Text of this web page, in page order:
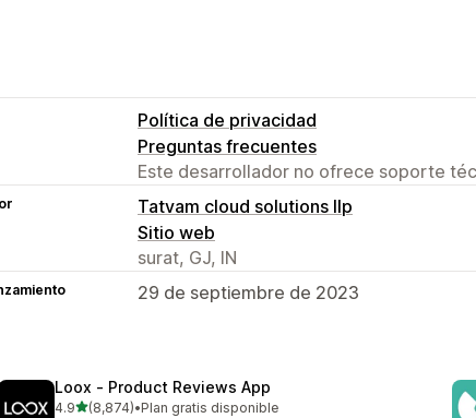
Política de privacidad
Preguntas frecuentes
Este desarrollador no ofrece soporte
Tatvam cloud solutions llp
Sitio web
surat, GJ, IN
29 de septiembre de 2023
Loox ‑ Product Reviews App
4.9de 5 estrellas
(8,874)•Plan gratis disponible